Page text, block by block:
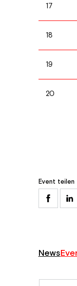
17
18
19
20
Event teilen
News